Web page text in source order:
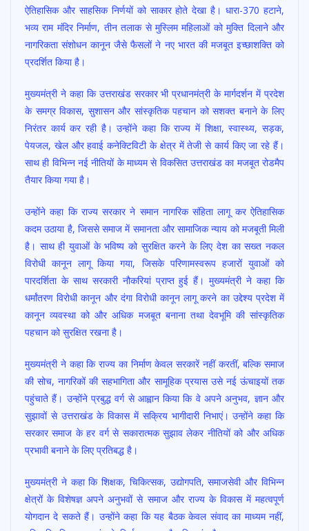
ऐतिहासिक और साहसिक निर्णयों को साकार होते देखा है। धारा-370 हटाने,
भव्य राम मंदिर निर्माण, तीन तलाक से मुस्लिम महिलाओं को मुक्ति दिलाने और
नागरिकता संशोधन कानून जैसे फैसलों ने नए भारत की मजबूत इच्छाशक्ति को
प्रदर्शित किया है।
मुख्यमंत्री ने कहा कि उत्तराखंड सरकार भी प्रधानमंत्री के मार्गदर्शन में प्रदेश
के समग्र विकास, सुशासन और सांस्कृतिक पहचान को सशक्त बनाने के लिए
निरंतर कार्य कर रही है। उन्होंने कहा कि राज्य में शिक्षा, स्वास्थ्य, सड़क,
पेयजल, खेल और हवाई कनेक्टिविटी के क्षेत्र में तेजी से कार्य किए जा रहे हैं।
साथ ही विभिन्न नई नीतियों के माध्यम से विकसित उत्तराखंड का मजबूत रोडमैप
तैयार किया गया है।
उन्होंने कहा कि राज्य सरकार ने समान नागरिक संहिता लागू कर ऐतिहासिक
कदम उठाया है, जिससे समाज में समानता और सामाजिक न्याय को मजबूती मिली
है। साथ ही युवाओं के भविष्य को सुरक्षित करने के लिए देश का सख्त नकल
विरोधी कानून लागू किया गया, जिसके परिणामस्वरूप हजारों युवाओं को
पारदर्शिता के साथ सरकारी नौकरियां प्राप्त हुई हैं। मुख्यमंत्री ने कहा कि
धर्मांतरण विरोधी कानून और दंगा विरोधी कानून लागू करने का उद्देश्य प्रदेश में
कानून व्यवस्था को और अधिक मजबूत बनाना तथा देवभूमि की सांस्कृतिक
पहचान को सुरक्षित रखना है।
मुख्यमंत्री ने कहा कि राज्य का निर्माण केवल सरकारें नहीं करतीं, बल्कि समाज
की सोच, नागरिकों की सहभागिता और सामूहिक प्रयास उसे नई ऊंचाइयों तक
पहुंचाते हैं। उन्होंने प्रबुद्ध वर्ग से आह्वान किया कि वे अपने अनुभव, ज्ञान और
सुझावों से उत्तराखंड के विकास में सक्रिय भागीदारी निभाएं। उन्होंने कहा कि
सरकार समाज के हर वर्ग से सकारात्मक सुझाव लेकर नीतियों को और अधिक
प्रभावी बनाने के लिए प्रतिबद्ध है।
मुख्यमंत्री ने कहा कि शिक्षक, चिकित्सक, उद्योगपति, समाजसेवी और विभिन्न
क्षेत्रों के विशेषज्ञ अपने अनुभवों से समाज और राज्य के विकास में महत्वपूर्ण
योगदान दे सकते हैं। उन्होंने कहा कि यह बैठक केवल संवाद का माध्यम नहीं,